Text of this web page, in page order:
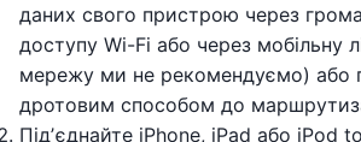
даних свого пристрою через
доступу Wi-Fi або через мобільну
мережу ми не рекомендуємо) або
дротовим способом до
Підʼєднайте iPhone, iPad або iPod